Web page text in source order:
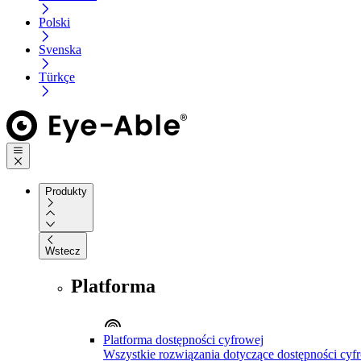
Polski
Svenska
Türkçe
Produkty
Wstecz
Platforma
Platforma dostępności cyfrowej
Wszystkie rozwiązania dotyczące dostępności